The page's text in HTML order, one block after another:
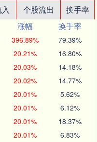
个股流出
换手率
涨幅
换手率
396.89% 79.39%
20.21% 16.80%
20.03% 14.18%
20.02% 14.77%
20.01% 5.62%
20.01% 6.12%
20.01% 18.37%
20.01% 6.83%